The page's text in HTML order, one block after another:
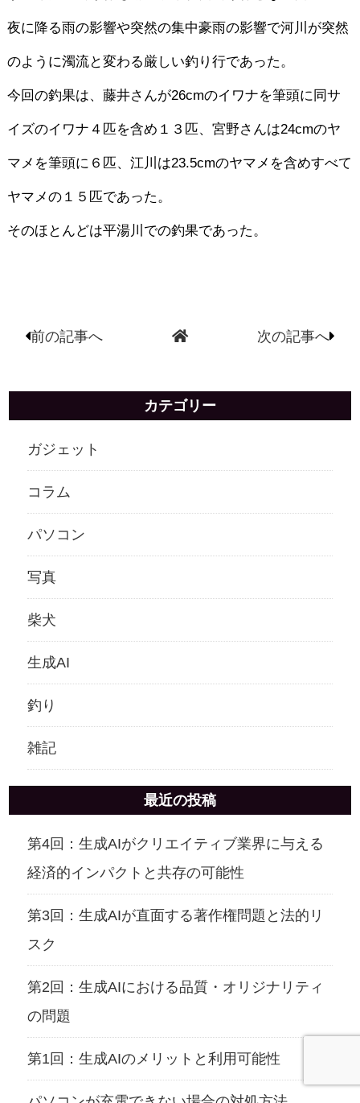
夜に降る雨の影響や突然の集中豪雨の影響で河川が突然
のように濁流と変わる厳しい釣り行であった。
今回の釣果は、藤井さんが26cmのイワナを筆頭に同サ
イズのイワナ４匹を含め１３匹、宮野さんは24cmのヤ
マメを筆頭に６匹、江川は23.5cmのヤマメを含めすべて
ヤマメの１５匹であった。
そのほとんどは平湯川での釣果であった。
前の記事へ 次の記事へ
カテゴリー
ガジェット
コラム
パソコン
写真
柴犬
生成AI
釣り
雑記
最近の投稿
第4回：生成AIがクリエイティブ業界に与える
経済的インパクトと共存の可能性
第3回：生成AIが直面する著作権問題と法的リ
スク
第2回：生成AIにおける品質・オリジナリティ
の問題
第1回：生成AIのメリットと利用可能性